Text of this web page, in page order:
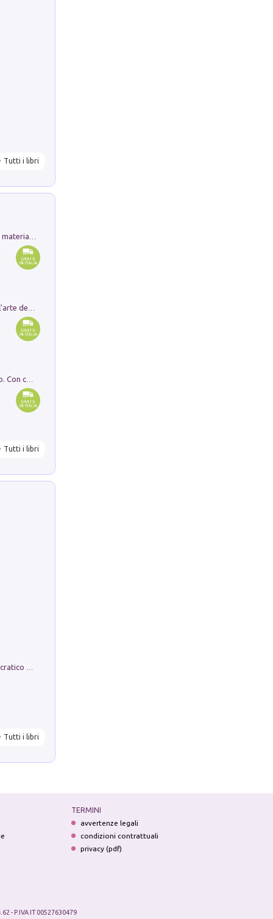
Tutti i libri
Tutti i libri
Tutti i libri
TERMINI
avvertenze legali
condizioni contrattuali
privacy (pdf)
- P.IVA IT 00527630479